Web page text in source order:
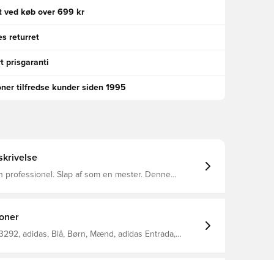
ved køb over 699 kr
returret
prisgaranti
tilfredse kunder siden 1995
professionel. Slap af som en mester. Denne
% genbrugsmaterialer
dette produkt blot en af vores løsninger til at
Denne overdel kommer med
adidas, Blå, Børn, Mænd, adidas Entrada,